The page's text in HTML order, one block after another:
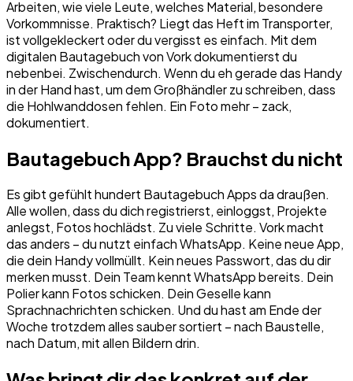
Arbeiten, wie viele Leute, welches Material, besondere
Vorkommnisse. Praktisch? Liegt das Heft im Transporter,
ist vollgekleckert oder du vergisst es einfach. Mit dem
digitalen Bautagebuch von Vork dokumentierst du
nebenbei. Zwischendurch. Wenn du eh gerade das Handy
in der Hand hast, um dem Großhändler zu schreiben, dass
die Hohlwanddosen fehlen. Ein Foto mehr – zack,
dokumentiert.
Bautagebuch App? Brauchst du nicht
Es gibt gefühlt hundert Bautagebuch Apps da draußen.
Alle wollen, dass du dich registrierst, einloggst, Projekte
anlegst, Fotos hochlädst. Zu viele Schritte. Vork macht
das anders – du nutzt einfach WhatsApp. Keine neue App,
die dein Handy vollmüllt. Kein neues Passwort, das du dir
merken musst. Dein Team kennt WhatsApp bereits. Dein
Polier kann Fotos schicken. Dein Geselle kann
Sprachnachrichten schicken. Und du hast am Ende der
Woche trotzdem alles sauber sortiert – nach Baustelle,
nach Datum, mit allen Bildern drin.